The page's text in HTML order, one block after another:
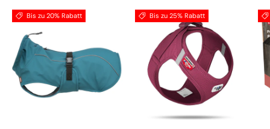
Bis zu 20% Rabatt Bis zu 25% Rabatt